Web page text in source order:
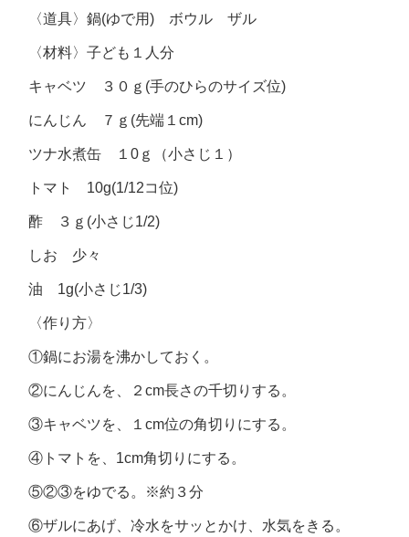
〈道具〉鍋(ゆで用) ボウル ザル
〈材料〉子ども１人分
キャベツ ３０ｇ(手のひらのサイズ位)
にんじん ７ｇ(先端１cm)
ツナ水煮缶 １0ｇ（小さじ１）
トマト 10g(1/12コ位)
酢 ３ｇ(小さじ1/2)
しお 少々
油 1g(小さじ1/3)
〈作り方〉
①鍋にお湯を沸かしておく。
②にんじんを、２cm長さの千切りする。
③キャベツを、１cm位の角切りにする。
④トマトを、1cm角切りにする。
⑤②③をゆでる。※約３分
⑥ザルにあげ、冷水をサッとかけ、水気をきる。